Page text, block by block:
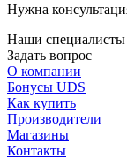
Нужна
Наши специалисты
Задать вопрос
О компании
Бонусы UDS
Как купить
Производители
Магазины
Контакты